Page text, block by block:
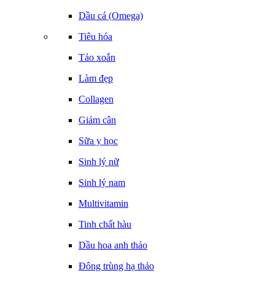
Dầu cá (Omega)
Tiêu hóa
Tảo xoắn
Làm đẹp
Collagen
Giảm cân
Sữa y học
Sinh lý nữ
Sinh lý nam
Multivitamin
Tinh chất hàu
Dầu hoa anh thảo
Đông trùng hạ thảo